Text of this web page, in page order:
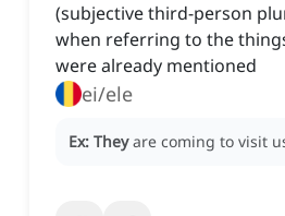
(subjective third-person
when referring to the
were already mentioned
ei/ele
Ex: They are coming to visit